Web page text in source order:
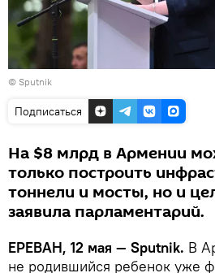
© Sputnik
Подписаться
На $8 млрд в Армении
только построить
тоннели и мосты, но и
заявила парламентарий.
ЕРЕВАН, 12 мая — Sputnik. В
не родившийся ребенок уже